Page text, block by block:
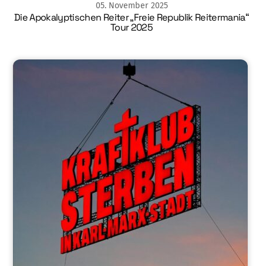
05. November 2025
Die Apokalyptischen Reiter „Freie Republik Reitermania“
Tour 2025